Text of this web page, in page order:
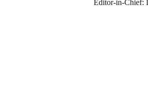
Editor-in-Chief: